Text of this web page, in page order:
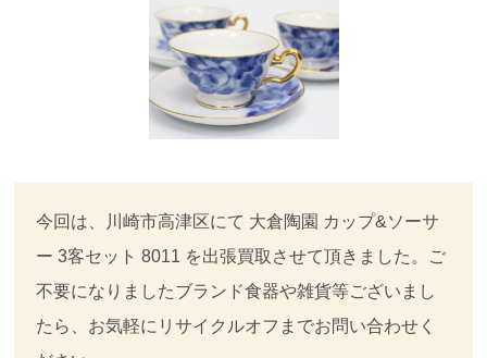
今回は、川崎市高津区にて 大倉陶園 カップ&ソーサ
ー 3客セット 8011 を出張買取させて頂きました。ご
不要になりましたブランド食器や雑貨等ございまし
たら、お気軽にリサイクルオフまでお問い合わせく